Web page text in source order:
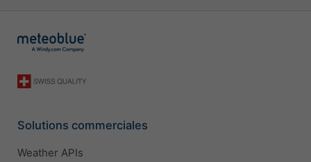
Solutions commerciales
Weather APIs